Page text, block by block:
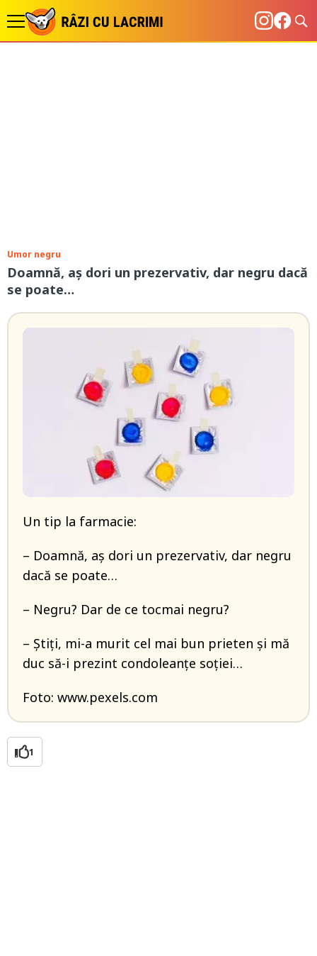
Umor negru
Doamnă, aș dori un prezervativ, dar negru dacă
se poate…
Un tip la farmacie:
– Doamnă, aș dori un prezervativ, dar negru
dacă se poate…
– Negru? Dar de ce tocmai negru?
– Știți, mi-a murit cel mai bun prieten și mă
duc să-i prezint condoleanțe soției…
Foto: www.pexels.com
1